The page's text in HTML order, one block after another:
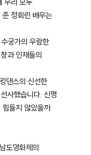
우리 모두
정회린 배우는
궁가의 우람한
과 인재들의
댄스의 신선한
사했습니다. 신명
힘들지 않았을까
도영화제의